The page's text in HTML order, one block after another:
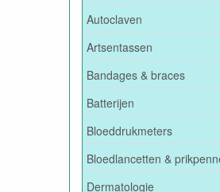
Autoclaven
Artsentassen
Bandages & braces
Batterijen
Bloeddrukmeters
Bloedlancetten &
Dermatologie